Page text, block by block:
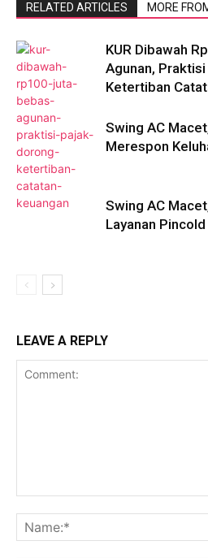
RELATED ARTICLES MORE
KUR Dibawah
Agunan,
Ketertiban
Swing AC
Merespon
Swing AC
Layanan
LEAVE A REPLY